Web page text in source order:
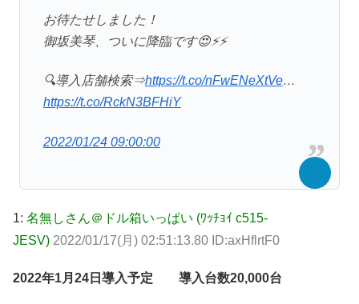
お待たせしました！
御坂美琴、ついに降臨です😍⚡⚡
🔍導入店舗検索⇒https://t.co/nFwENeXtVe…
https://t.co/RckN3BFHiY
2022/01/24 09:00:00
1: 名無しさん＠ドル箱いっぱい (ﾜｯﾁｮｲ c515-
JESV) 2022/01/17(月) 02:51:13.80 ID:axHflrtF0
2022年1月24日導入予定 導入台数20,000台